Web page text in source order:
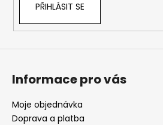
PŘIHLÁSIT SE
Informace pro vás
Moje objednávka
Doprava a platba